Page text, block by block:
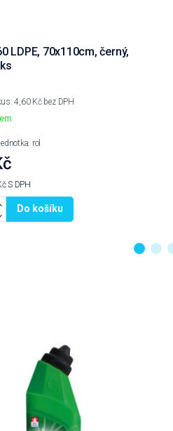
LDPE, 70x110cm, černý,
4,60 Kč bez DPH
rol
S DPH
Do košíku